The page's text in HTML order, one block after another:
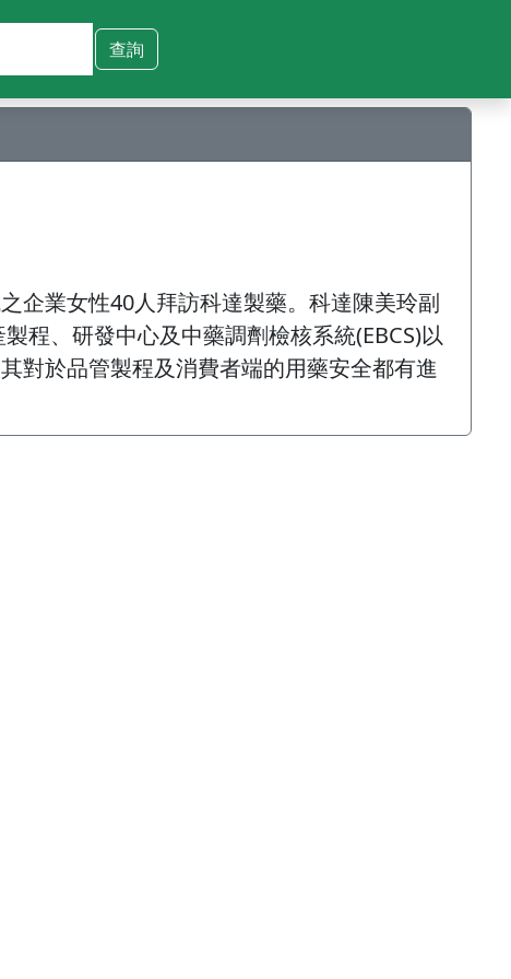
企業女性40人拜訪科達製藥。科達陳美玲副
程、研發中心及中藥調劑檢核系統(EBCS)以
對於品管製程及消費者端的用藥安全都有進